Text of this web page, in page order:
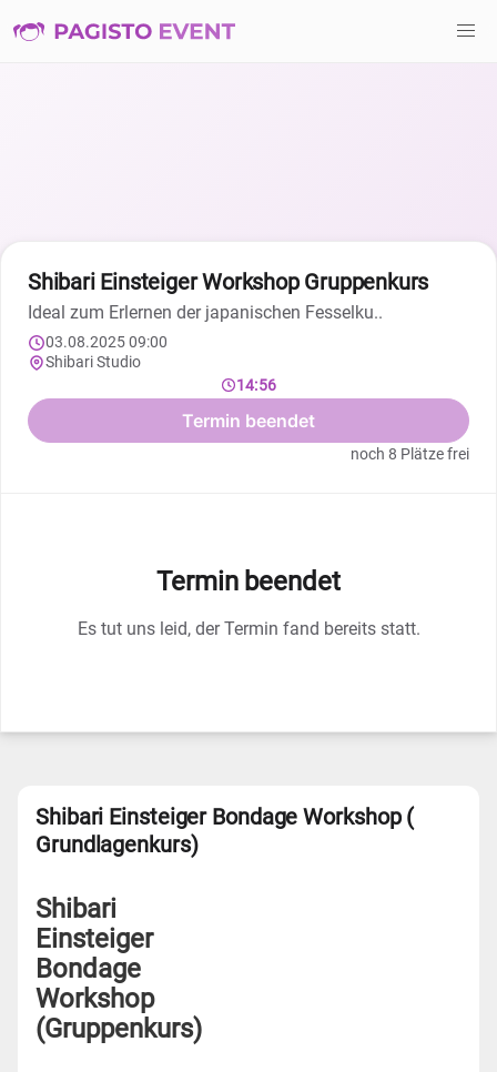
Shibari Einsteiger Workshop Gruppenkurs
Ideal zum Erlernen der japanischen Fesselku..
03.08.2025 09:00
Shibari Studio
14:55
Termin beendet
noch 8 Plätze frei
Termin beendet
Es tut uns leid, der Termin fand bereits statt.
Shibari Einsteiger Bondage Workshop (
Grundlagenkurs)
Shibari
Einsteiger
Bondage
Workshop
(Gruppenkurs)